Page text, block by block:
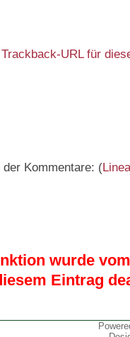
Trackback-URL für
Kommentare: (
wurde
Eintrag